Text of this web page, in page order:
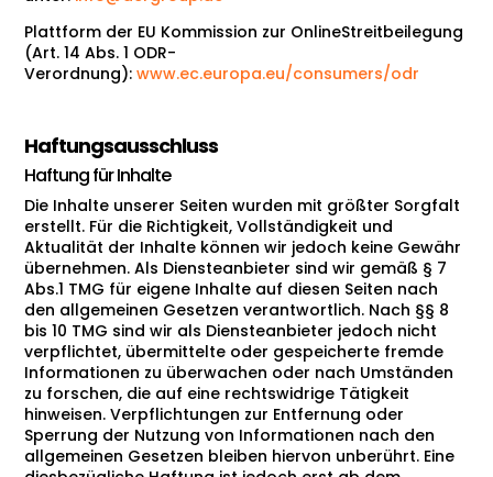
Plattform der EU Kommission zur OnlineStreitbeilegung
(Art. 14 Abs. 1 ODR-
Verordnung):www.ec.europa.eu/consumers/odr
Haftungsausschluss
Haftung für Inhalte
Die Inhalte unserer Seiten wurden mit größter Sorgfalt
erstellt. Für die Richtigkeit, Vollständigkeit und
Aktualität der Inhalte können wir jedoch keine Gewähr
übernehmen. Als Diensteanbieter sind wir gemäß § 7
Abs.1 TMG für eigene Inhalte auf diesen Seiten nach
den allgemeinen Gesetzen verantwortlich. Nach §§ 8
bis 10 TMG sind wir als Diensteanbieter jedoch nicht
verpflichtet, übermittelte oder gespeicherte fremde
Informationen zu überwachen oder nach Umständen
zu forschen, die auf eine rechtswidrige Tätigkeit
hinweisen. Verpflichtungen zur Entfernung oder
Sperrung der Nutzung von Informationen nach den
allgemeinen Gesetzen bleiben hiervon unberührt. Eine